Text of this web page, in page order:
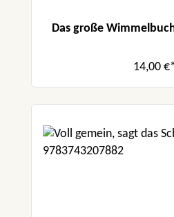
Das große
14,00 €*